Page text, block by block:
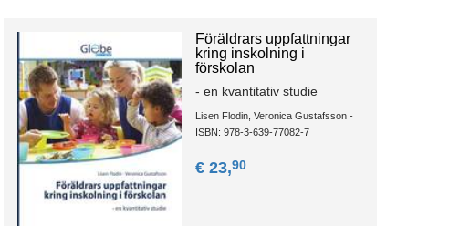
Föräldrars uppfattningar
kring inskolning i
förskolan
- en kvantitativ studie
Lisen Flodin, Veronica Gustafsson -
ISBN: 978-3-639-77082-7
€ 23,90